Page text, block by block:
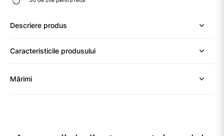
Descriere produs
Caracteristicile produsului
Mărimi